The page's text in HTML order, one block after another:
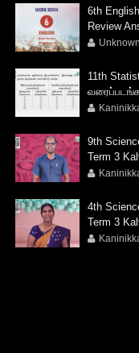
6th
Review
Unknown
11th
9th
Term 3
4th
Term 3